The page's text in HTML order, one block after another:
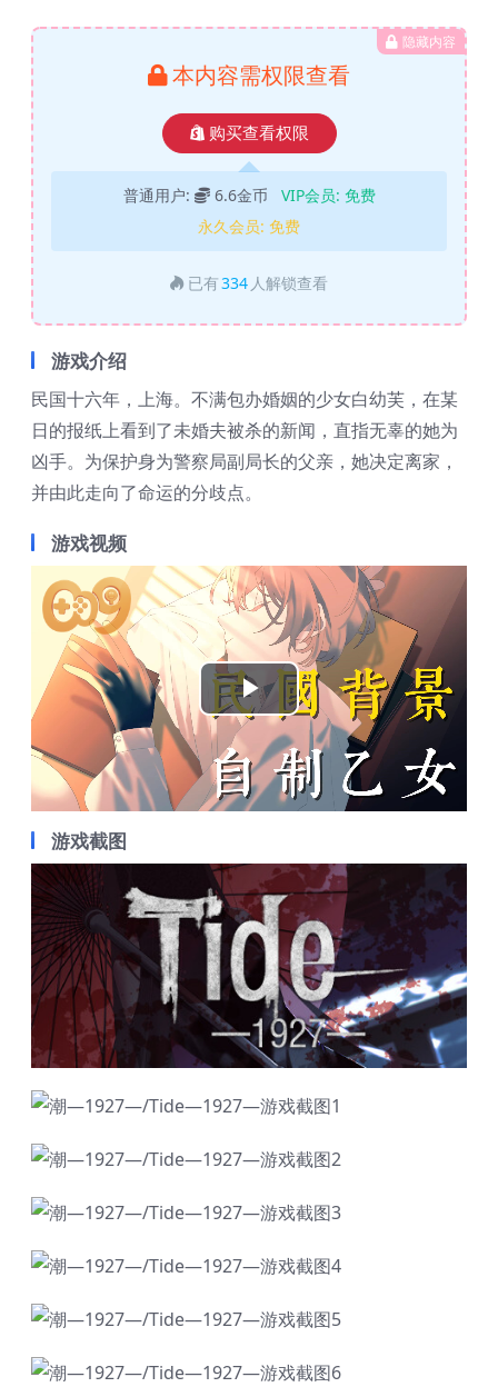
隐藏内容
本内容需权限查看
购买查看权限
普通用户: 6.6金币 VIP会员: 免费
永久会员: 免费
已有334 人解锁查看
游戏介绍
民国十六年，上海。不满包办婚姻的少女白幼芙，在某
日的报纸上看到了未婚夫被杀的新闻，直指无辜的她为
凶手。为保护身为警察局副局长的父亲，她决定离家，
并由此走向了命运的分歧点。
游戏视频
Play
Video
游戏截图